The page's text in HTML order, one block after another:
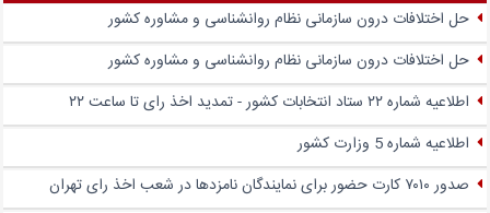
حل اختلافات درون سازمانی نظام روانشناسی و مشاوره کشور
حل اختلافات درون سازمانی نظام روانشناسی و مشاوره کشور
اطلاعیه شماره ۲۲ ستاد انتخابات کشور - تمدید اخذ رای تا ساعت ۲۲
اطلاعیه شماره 5 وزارت کشور
صدور ۷۰۱۰ کارت حضور برای نمایندگان نامزدها در شعب اخذ رای تهران